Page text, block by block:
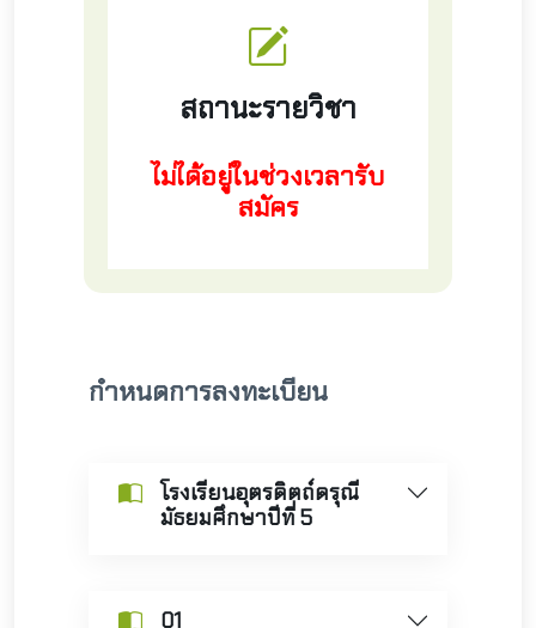
สถานะรายวิชา
ไม่ได้อยู่ในช่วงเวลารับ
สมัคร
กำหนดการลงทะเบียน
โรงเรียนอุตรดิตถ์ดรุณี
มัธยมศึกษาปีที่ 5
01